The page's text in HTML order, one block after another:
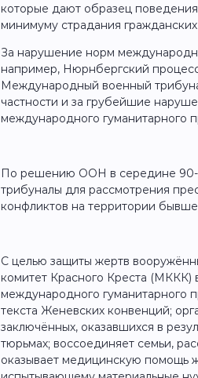
которые дают образец
минимуму страдания гражданских
За нарушение норм
например, Нюрнбергский
Международный военный
частности и за грубейшие
международного гуманитарного
По решению ООН в середине 90-х
трибуналы для рассмотрения
конфликтов на территории
С целью защиты жертв
комитет Красного Креста (МККК)
международного гуманитарного
текста Женевских конвенций;
заключённых, оказавшихся в
тюрьмах; воссоединяет семьи,
оказывает медицинскую помощь